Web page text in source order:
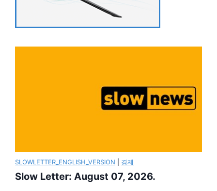
SLOWLETTER_ENGLISH_VERSION 경제
Slow Letter: August 07, 2026.